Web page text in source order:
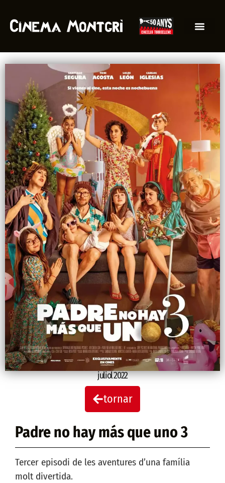
juliol 2022
tornar
Padre no hay más que uno 3
Tercer episodi de les aventures d’una família
molt divertida.